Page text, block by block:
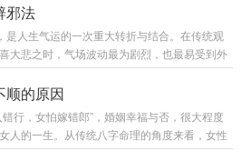
法准备物品：红绳一条（约二十公分）...
将夫妇二人的 姓名、生辰、住址 等信息与 和
加固、活化 夫妻之间的情缘纽带，达到化...
邪法
是人生气运的一次重大转折与结合。在传统观
大悲之时，气场波动最为剧烈，也最易受到外
扰。因此，从“六礼”开始直至礼成的整个婚嫁
蕴含着趋吉避凶、调和阴阳、稳固气场的古老
保良缘和美，家道昌隆。一、“六礼”中的核心
请期：择吉日的三重避忌“请期”即择定婚期，
顺的原因
错行，女怕嫁错郎”，婚姻幸福与否，很大程度
人的一生。从传统八字命理的角度来看，女性